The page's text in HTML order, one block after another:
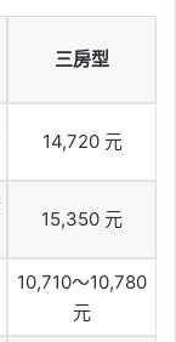
三房型
14,720 元
15,350 元
10,710～10,780
元